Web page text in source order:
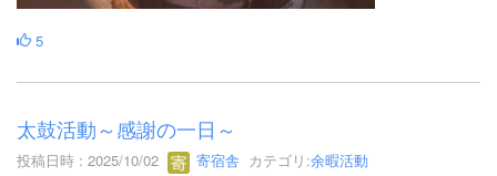
5
太鼓活動～感謝の一日～
投稿日時 : 2025/10/02 寄宿舎 カテゴリ:余暇活動